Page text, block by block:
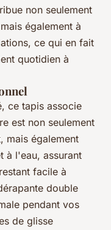
non seulement
également à
ce qui en fait
quotidien à
ce tapis associe
est non seulement
mais également
à l'eau, assurant
facile à
double
pendant vos
de glisse